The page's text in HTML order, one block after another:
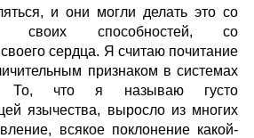
и они могли делать это со
своих способностей, со
сердца. Я считаю почитание
признаком в системах
То, что я называю густо
язычества, выросло из многих
всякое поклонение какой-